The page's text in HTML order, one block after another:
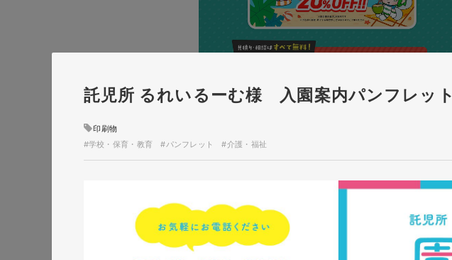
託児所 るれいるーむ様 入園案内パンフレット
印刷物
#学校・保育・教育
#パンフレット #介護・福祉